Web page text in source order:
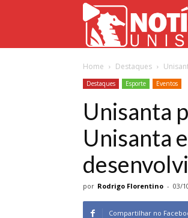
Home Destaques
Destaques Esporte Eventos
Unisanta
Unisanta
por Rodrigo Florentino - 03/
Compartilhar no